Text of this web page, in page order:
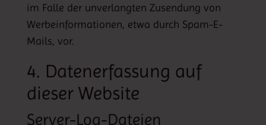
im Falle der unverlangten Zusendung von
Werbeinformationen, etwa durch Spam-E-
Mails, vor.
4. Datenerfassung auf
dieser Website
Server-Log-Dateien